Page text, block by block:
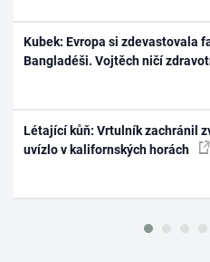
Kubek: Evropa si zdevastovala
Bangladéši. Vojtěch ničí
Létající kůň: Vrtulník zachránil
uvízlo v kalifornských horách